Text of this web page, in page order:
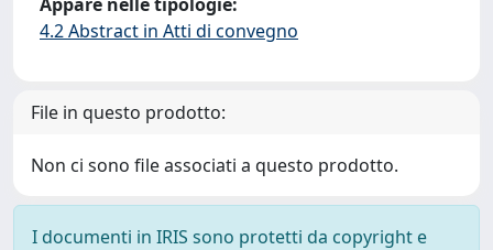
4.2 Abstract in Atti di convegno
File in questo prodotto:
Non ci sono file associati a questo prodotto.
I documenti in IRIS sono protetti da copyright e